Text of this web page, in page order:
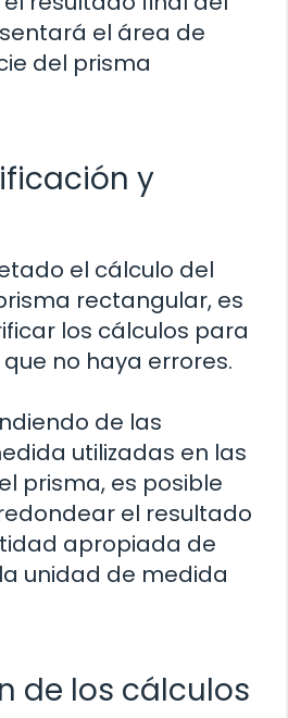
el área de
del prisma
y
el cálculo del
rectangular, es
los cálculos para
no haya errores.
de las
utilizadas en las
prisma, es posible
el resultado
apropiada de
unidad de medida
de los cálculos